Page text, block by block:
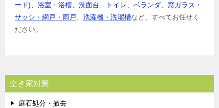
ード)、 浴室・浴槽、 洗面台、 トイレ、 ベランダ、 窓ガラス・
サッシ・網戸・雨戸、 洗濯機・洗濯槽など、すべてお任せく
ださい。
空き家対策
庭石処分・撤去